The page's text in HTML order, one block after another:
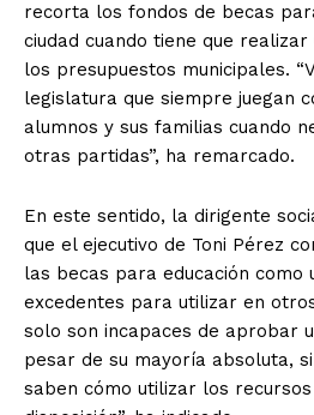
recorta los fondos de becas
ciudad cuando tiene que realizar
los presupuestos municipales.
legislatura que siempre juegan
alumnos y sus familias cuando
otras partidas”, ha remarcado.
En este sentido, la dirigente
que el ejecutivo de Toni Pérez
las becas para educación como
excedentes para utilizar en
solo son incapaces de aprobar
pesar de su mayoría absoluta,
saben cómo utilizar los